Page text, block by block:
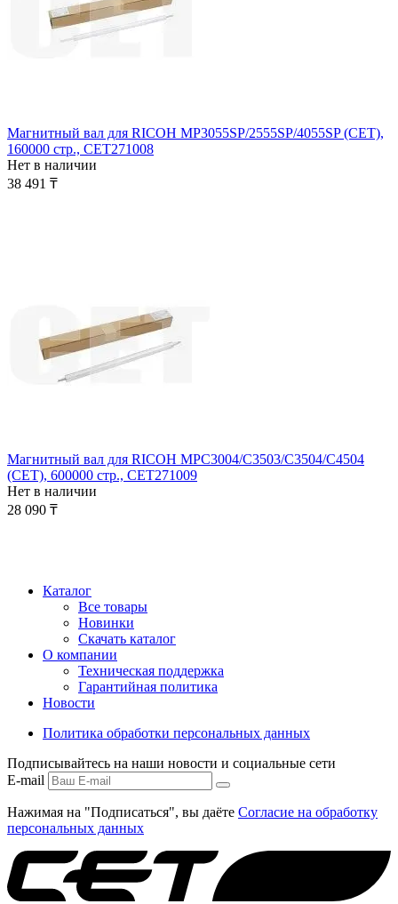
Магнитный вал для RICOH MP3055SP/2555SP/4055SP (CET),
160000 стр., CET271008
Нет в наличии
38 491 ₸
Магнитный вал для RICOH MPC3004/C3503/C3504/C4504
(CET), 600000 стр., CET271009
Нет в наличии
28 090 ₸
Каталог
Все товары
Новинки
Скачать каталог
О компании
Техническая поддержка
Гарантийная политика
Новости
Политика обработки персональных данных
Подписывайтесь на наши новости и социальные сети
E-mail
Нажимая на "Подписаться", вы даёте Согласие на обработку
персональных данных